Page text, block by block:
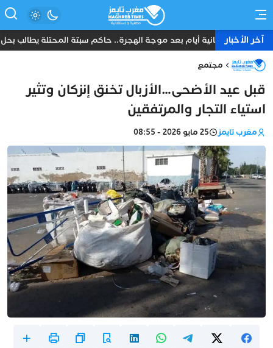
آخر الأخبارثمانية أيام بعد موجة الهجرة.. حاكم سبتة المحتلة يطالب بحل
مجتمع
قبل عيد الأضحى…الأزبال تخنق إنزكان وتثير
استياء التجار والمرتفقين
مغرب تايمز 25 مايو 2026 - 08:55